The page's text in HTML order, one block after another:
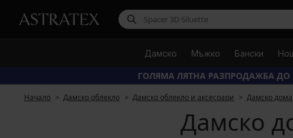
Дамско Мъжко Бански
ГОЛЯМА ЛЯТНА РАЗПРОДАЖБА ДО
Начало Дамско облекло Дамско облекло и аксесоари Дамско
Дамско